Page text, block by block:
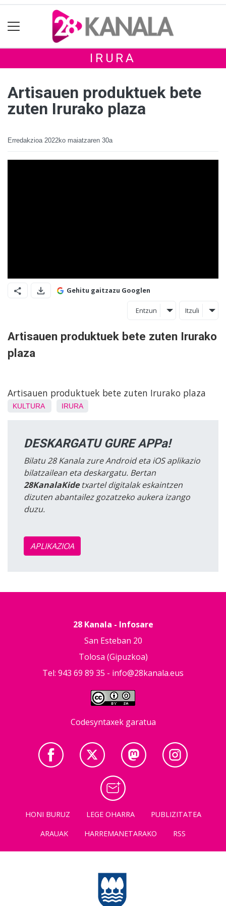
IRURA
Artisauen produktuek bete
zuten Irurako plaza
Erredakzioa 2022ko maiatzaren 30a
Gehitu gaitzazu Googlen
Entzun Itzuli
Artisauen produktuek bete zuten Irurako
plaza
Artisauen produktuek bete zuten Irurako plaza
KULTURA IRURA
DESKARGATU GURE APPa!
Bilatu 28 Kanala zure Android eta iOS aplikazio
bilatzailean eta deskargatu. Bertan
28KanalaKidetxartel digitalak eskaintzen
dizuten abantailez gozatzeko aukera izango
duzu.
APLIKAZIOA
28 Kanala - Infosare
San Esteban 20
Tolosa (Gipuzkoa)
Tel: 943 69 89 35 - info@28kanala.eus
Codesyntaxek garatua
HONI BURUZ LEGE OHARRA
PUBLIZITATEA
ARAUAK
HARREMANETARAKO RSS